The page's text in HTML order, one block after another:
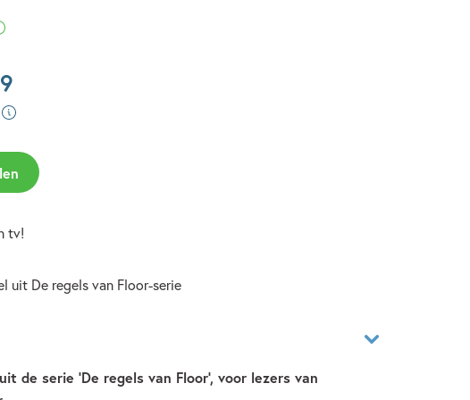
tv!
uit De regels van Floor-serie
de serie 'De regels van Floor', voor lezers van